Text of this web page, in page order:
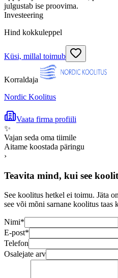
julgustab ise proovima.
Investeering
Hind kokkuleppel
Küsi, millal toimub
Korraldaja
Nordic Koolitus
Vaata firma profiili
✨
Vajan seda oma tiimile
Aitame koostada päringu
›
Teavita mind, kui see
See koolitus hetkel ei toimu. Jäta
see või mõni sarnane koolitus taas
Nimi*
E-post*
Telefon
Osalejate arv